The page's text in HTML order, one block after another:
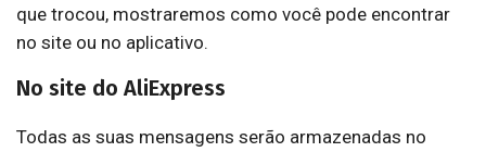
que trocou, mostraremos como você pode encontrar
no site ou no aplicativo.
No site do AliExpress
Todas as suas mensagens serão armazenadas no